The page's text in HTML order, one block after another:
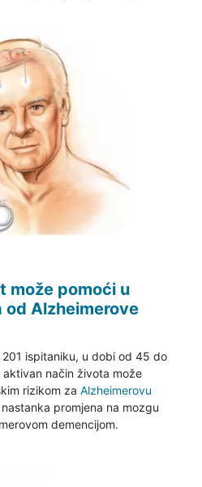
može pomoći u
od Alzheimerove
ispitaniku, u dobi od 45 do
način života može
rizikom za Alzheimerovu
promjena na mozgu
demencijom.